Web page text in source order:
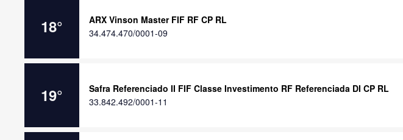
18°
ARX Vinson Master FIF RF CP RL
34.474.470/0001-09
19°
Safra Referenciado II FIF Classe Investimento RF Referenciada DI CP RL
33.842.492/0001-11